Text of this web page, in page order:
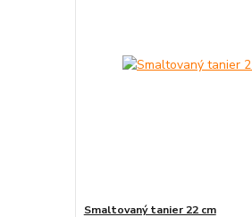
Smaltovaný tanier 22 cm